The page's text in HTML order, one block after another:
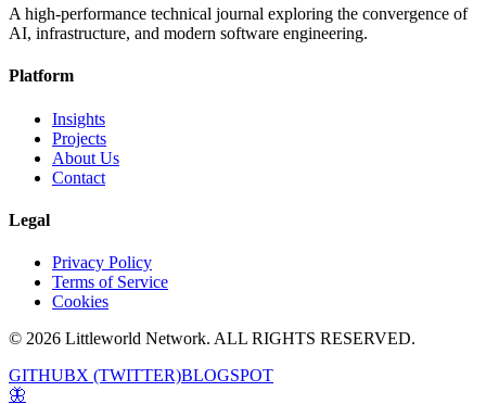
A high-performance technical journal exploring the convergence of
AI, infrastructure, and modern software engineering.
Platform
Insights
Projects
About Us
Contact
Legal
Privacy Policy
Terms of Service
Cookies
© 2026 Littleworld Network. ALL RIGHTS RESERVED.
GITHUBX (TWITTER)BLOGSPOT
🦋